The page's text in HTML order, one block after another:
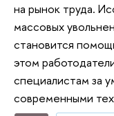
на рынок труда.
массовых
становится
этом
специалистам за
современными